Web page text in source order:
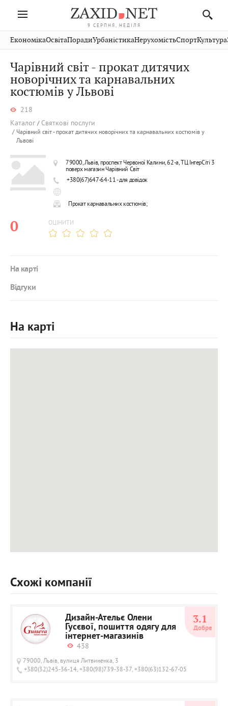
9 СЕРПНЯ, НЕДІЛЯ
Івано-
Франківськ
Тернопіль
Волинь
Закарпаття
Рівне
Чернівці
Шептицький
Стрий
Хмельницький
Вінниця
Публікації
Авто СловкоКультура
Кіно Дім СпортКраєзнавство
ЕкономікаОсвітаПорадиУрбаністикаНерухомістьСпортКультура
Чарівний світ - прокат дитячих
новорічних та карнавальних
костюмів у Львові
218
Каталог
Святкові послуги
Чарівний світ - прокат дитячих новорічних та карнавальних костюмів у
Львові
79000, Львів, проспект Червоної Калини, 62-а, ТЦ ІнтерСіті 3
поверх магазин Чарівний Світ
+380(67)647-64-11 - для довідок
Прокат карнавальних костюмів;
0 ОЦІНИТИ
На карті
Відгуки
На карті
Схожі компанії
Дизайн-Ательє Олени
Гусєвої, пошиття одягу для
інтернет-магазинів
438
79000, Львів, вулиця Литвиненка, 3
+380(32)245-36-14, +380(98)739-38-37, +380(63)132-67-05
3.1
Добре